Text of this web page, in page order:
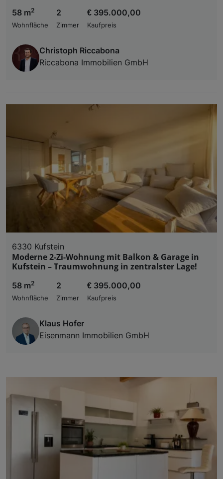
58 m2
Wohnfläche
2
Zimmer
€ 395.000,00
Kaufpreis
Christoph Riccabona
Riccabona Immobilien GmbH
6330 Kufstein
Moderne 2-Zi-Wohnung mit Balkon & Garage in
Kufstein – Traumwohnung in zentralster Lage!
58 m2
Wohnfläche
2
Zimmer
€ 395.000,00
Kaufpreis
Klaus Hofer
Eisenmann Immobilien GmbH